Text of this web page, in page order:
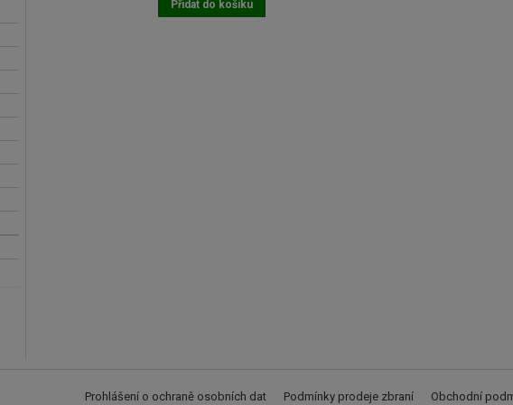
Přidat do košíku
Prohlášení o ochraně osobních dat Podmínky prodeje zbraní Obchodní